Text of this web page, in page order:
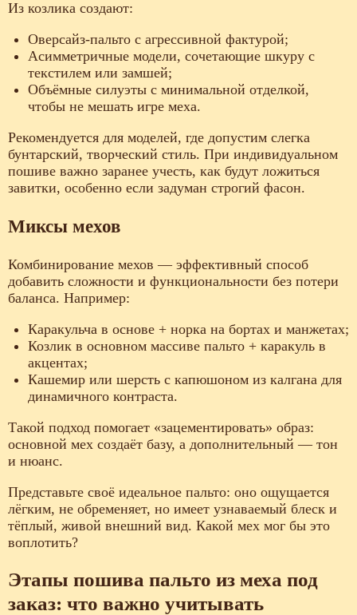
Из козлика создают:
Оверсайз-пальто с агрессивной фактурой;
Асимметричные модели, сочетающие шкуру с
текстилем или замшей;
Объёмные силуэты с минимальной отделкой,
чтобы не мешать игре меха.
Рекомендуется для моделей, где допустим слегка
бунтарский, творческий стиль. При индивидуальном
пошиве важно заранее учесть, как будут ложиться
завитки, особенно если задуман строгий фасон.
Миксы мехов
Комбинирование мехов — эффективный способ
добавить сложности и функциональности без потери
баланса. Например:
Каракульча в основе + норка на бортах и манжетах;
Козлик в основном массиве пальто + каракуль в
акцентах;
Кашемир или шерсть с капюшоном из калгана для
динамичного контраста.
Такой подход помогает «зацементировать» образ:
основной мех создаёт базу, а дополнительный — тон
и нюанс.
Представьте своё идеальное пальто: оно ощущается
лёгким, не обременяет, но имеет узнаваемый блеск и
тёплый, живой внешний вид. Какой мех мог бы это
воплотить?
Этапы пошива пальто из меха под
заказ: что важно учитывать